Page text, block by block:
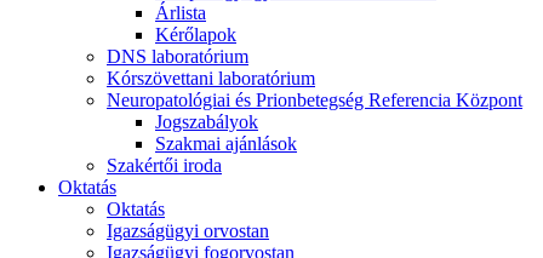
Árlista
Kérőlapok
DNS laboratórium
Kórszövettani laboratórium
Neuropatológiai és Prionbetegség Referencia Központ
Jogszabályok
Szakmai ajánlások
Szakértői iroda
Oktatás
Oktatás
Igazságügyi orvostan
Igazságügyi fogorvostan